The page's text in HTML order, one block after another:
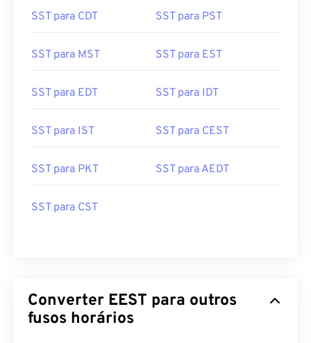
SST para CDT SST para PST
SST para MST SST para EST
SST para EDT SST para IDT
SST para IST SST para CEST
SST para PKT SST para AEDT
SST para CST
Converter EEST para outros
fusos horários